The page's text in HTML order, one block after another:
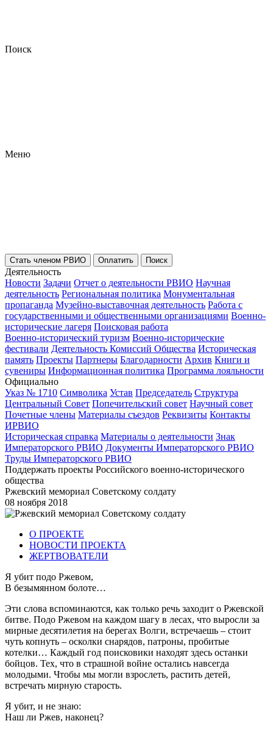
Поиск
Меню
Стать членом РВИО Оплатить Поиск
Деятельность
Новости Задачи Отчет о деятельности РВИО Научная
деятельность Региональная политика Монументальная
пропаганда Музейно-выставочная деятельность Работа с
государственными и общественными организациями Военно-
исторические лагеря Поисковая работа
Военно-исторический туризм Военно-исторические
фестивали Деятельность Комиссий Общества Историческая
память Проекты Партнеры Благодарности Архив Книги и
сувениры Информационная политика Программа лояльности
Официально
Указ № 1710 Символика Устав Председатель Структура
Центральный Совет Попечительский совет Научный совет
Почетные члены Материалы съездов Реквизиты Контакты
ИРВИО
Историческая справка Материалы о деятельности Знак
Императорского РВИО Документы Императорского РВИО
Труды Императорского РВИО
Поддержать проекты Российского военно-исторического
общества
Ржевский мемориал Советскому солдату
08 ноября 2018
О ПРОЕКТЕ
НОВОСТИ ПРОЕКТА
ЖЕРТВОВАТЕЛИ
Я убит подо Ржевом,
В безымянном болоте…
Эти слова вспоминаются, как только речь заходит о Ржевской
битве. Подо Ржевом на каждом шагу в лесах, что выросли за
мирные десятилетия на берегах Волги, встречаешь – стоит
чуть копнуть – осколки снарядов, патроны, пробитые
котелки… Каждый год поисковики находят здесь останки
бойцов. Тех, что в страшной войне остались навсегда
молодыми. Чтобы мы могли взрослеть, растить детей,
встречать мирную старость.
Я убит, и не знаю:
Наш ли Ржев, наконец?